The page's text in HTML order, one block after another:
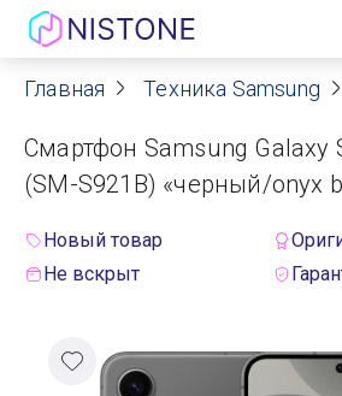
Акции
О нас
Договор оферты
Реквизиты
Главная Техника Samsung
Смартфон Samsung Galaxy
(SM-S921B) «черный/onyx
Новый товар
Не вскрыт